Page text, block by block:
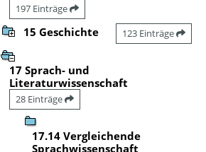
197 Einträge
15 Geschichte 123 Einträge
17 Sprach- und
Literaturwissenschaft
28 Einträge
17.14 Vergleichende
Sprachwissenschaft